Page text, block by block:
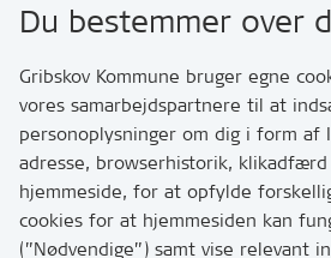
3200 Helsinge
Kontakt
Skriv til os via Digital Post
Har du brug for at komme i
hvordan
Du bestemmer over
Gribskov Kommune bruger egne
vores samarbejdspartnere til at
personoplysninger om dig i form af
adresse, browserhistorik,
hjemmeside, for at opfylde
cookies for at hjemmesiden kan
(”Nødvendige”) samt vise relevant